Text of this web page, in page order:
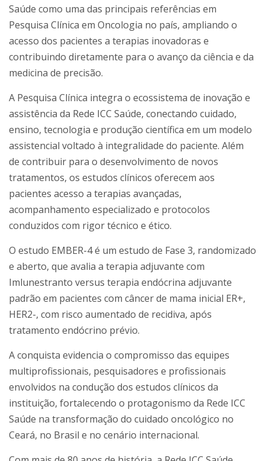
Saúde como uma das principais referências em
Pesquisa Clínica em Oncologia no país, ampliando o
acesso dos pacientes a terapias inovadoras e
contribuindo diretamente para o avanço da ciência e da
medicina de precisão.
A Pesquisa Clínica integra o ecossistema de inovação e
assistência da Rede ICC Saúde, conectando cuidado,
ensino, tecnologia e produção científica em um modelo
assistencial voltado à integralidade do paciente. Além
de contribuir para o desenvolvimento de novos
tratamentos, os estudos clínicos oferecem aos
pacientes acesso a terapias avançadas,
acompanhamento especializado e protocolos
conduzidos com rigor técnico e ético.
O estudo EMBER-4 é um estudo de Fase 3, randomizado
e aberto, que avalia a terapia adjuvante com
Imlunestranto versus terapia endócrina adjuvante
padrão em pacientes com câncer de mama inicial ER+,
HER2-, com risco aumentado de recidiva, após
tratamento endócrino prévio.
A conquista evidencia o compromisso das equipes
multiprofissionais, pesquisadores e profissionais
envolvidos na condução dos estudos clínicos da
instituição, fortalecendo o protagonismo da Rede ICC
Saúde na transformação do cuidado oncológico no
Ceará, no Brasil e no cenário internacional.